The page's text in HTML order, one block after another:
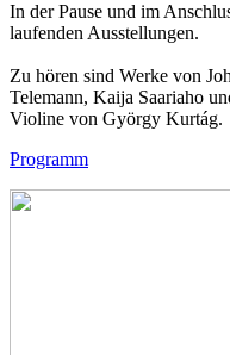
In der Pause und im
laufenden Ausstellungen.
Zu hören sind Werke von
Telemann, Kaija Saariaho
Violine von György Kurtág.
Programm